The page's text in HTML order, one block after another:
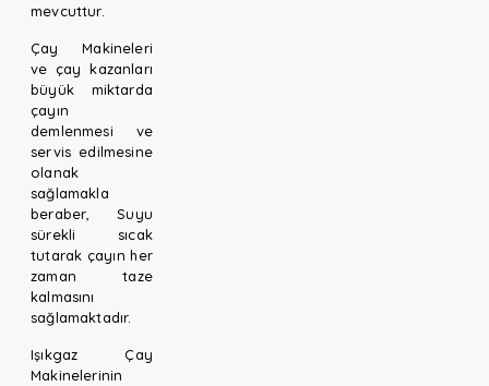
mevcuttur.
Çay Makineleri
ve çay kazanları
büyük miktarda
çayın
demlenmesi ve
servis edilmesine
olanak
sağlamakla
beraber, Suyu
sürekli sıcak
tutarak çayın her
zaman taze
kalmasını
sağlamaktadır.
Işıkgaz Çay
Makinelerinin